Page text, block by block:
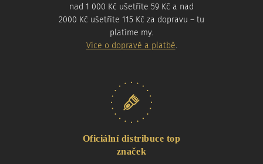
nad 1 000 Kč ušetříte 59 Kč a nad
2000 Kč ušetříte 115 Kč za dopravu – tu
platíme my.
Více o dopravě a platbě.
Oficiální distribuce top
značek